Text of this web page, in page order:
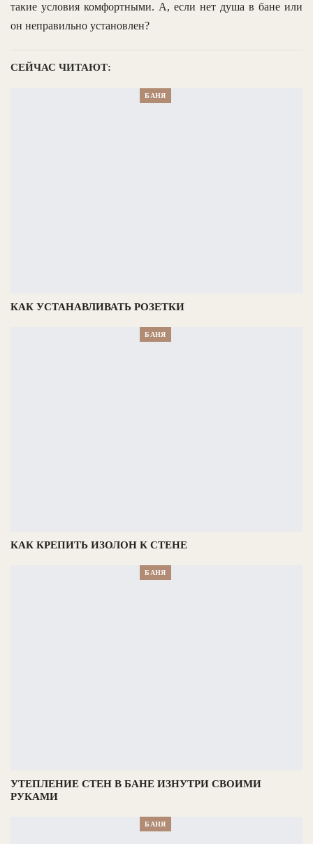
такие условия комфортными. А, если нет душа в бане или
он неправильно установлен?
СЕЙЧАС ЧИТАЮТ:
БАНЯ
КАК УСТАНАВЛИВАТЬ РОЗЕТКИ
БАНЯ
КАК КРЕПИТЬ ИЗОЛОН К СТЕНЕ
БАНЯ
УТЕПЛЕНИЕ СТЕН В БАНЕ ИЗНУТРИ СВОИМИ
РУКАМИ
БАНЯ